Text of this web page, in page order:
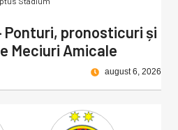
Ponturi, pronosticuri și
Meciuri Amicale
august 6, 2026